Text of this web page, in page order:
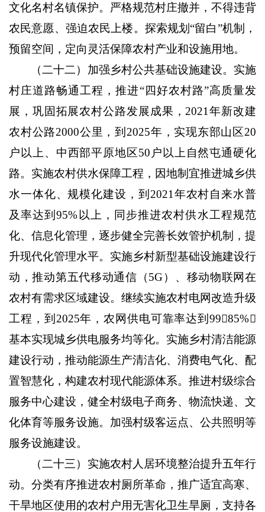
文化名村名镇保护。严格规范村庄撤并，不得违背
农民意愿、强迫农民上楼。探索规划“留白”机制，
预留空间，定向灵活保障农村产业和设施用地。
（二十二）加强乡村公共基础设施建设。 实施
村庄道路畅通工程，推进“四好农村路”高质量发
展，巩固拓展农村公路发展成果， 2021 年新改建
农村公路2000公里，到 2025年，实现东部山区20
户以上、中西部平原地区50 户以上自然屯通硬化
路。实施农村供水保障工程，因地制宜推进城乡供
水一体化、规模化建设，到 2021 年农村自来水普
及率达到95% 以上，同步推进农村供水工程规范
化、信息化管理，逐步健全完善长效管护机制，提
升现代化管理水平。实施乡村新型基础设施建设行
动，推动第五代移动通信（5G ）、移动物联网在
农村有需求区域建设。继续实施农村电网改造升级
工程，到 2025年，农网供电可靠率达到9985%，
基本实现城乡供电服务均等化。实施乡村清洁能源
建设行动，推动能源生产清洁化、消费电气化、配
置智慧化，构建农村现代能源体系。推进村级综合
服务中心建设，健全村级电子商务、物流快递、文
化体育等服务设施。加强村级客运点、公共照明等
服务设施建设。
（二十三）实施农村人居环境整治提升五年行
动。 分类有序推进农村厕所革命，推广适宜高寒、
干旱地区使用的农村户用无害化卫生旱厕，支持各